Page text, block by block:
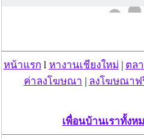
หน้าแรก l หางานเชียงใหม่ ตล
ค่าลงโฆษณา
ลงโฆษณาฟ
เพื่อนบ้านเราทั้งห